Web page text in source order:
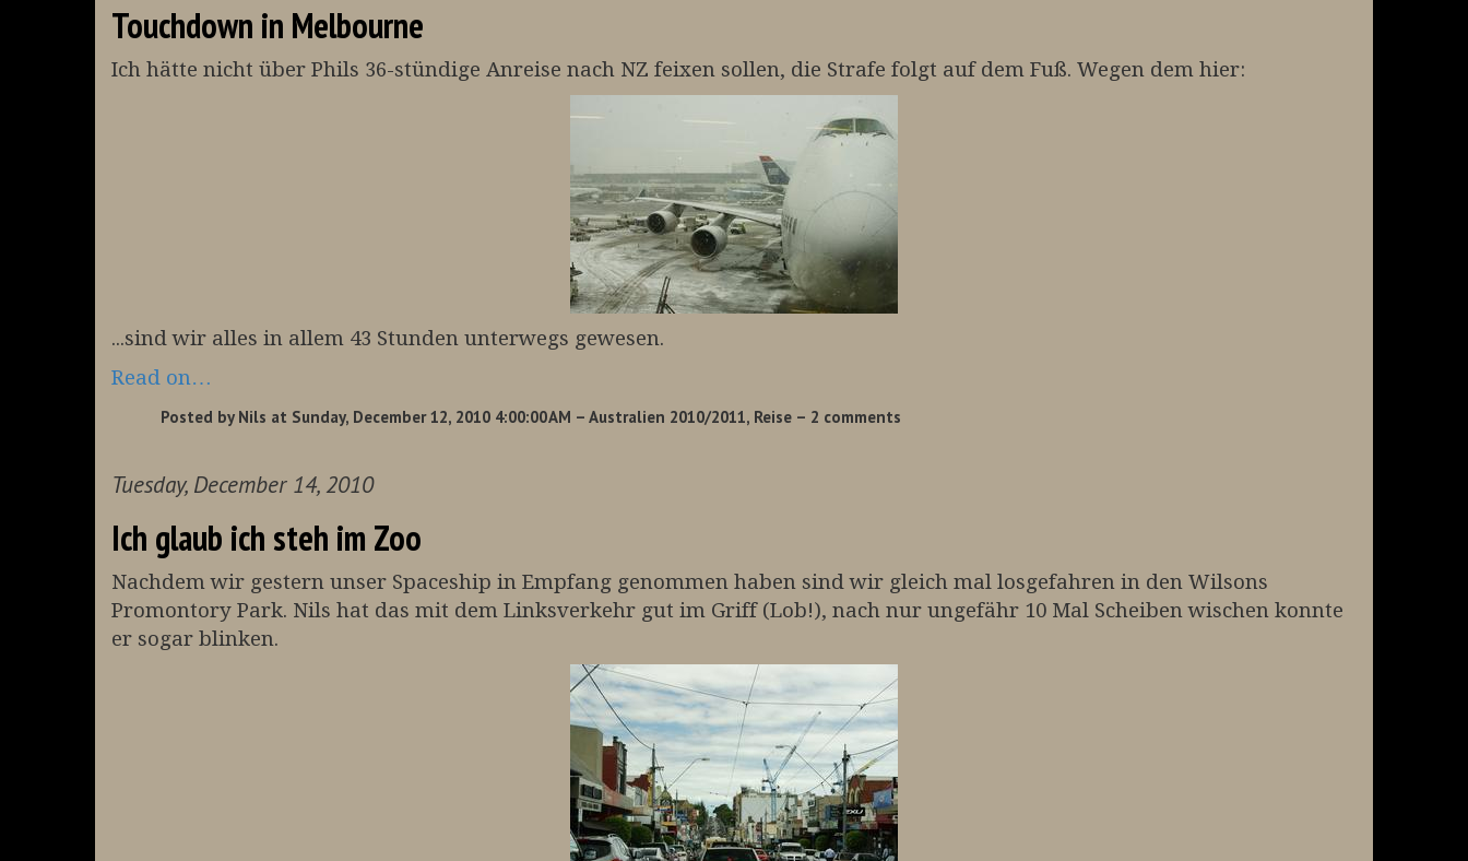
Touchdown in Melbourne
Ich hätte nicht über Phils 36-stündige Anreise nach NZ feixen sollen, die Strafe folgt auf dem Fuß. Wegen dem hier:
...sind wir alles in allem 43 Stunden unterwegs gewesen.
Read on…
Posted by Nils at Sunday, December 12, 2010 4:00:00 AM – Australien 2010/2011, Reise– 2 comments
Tuesday, December 14, 2010
Ich glaub ich steh im Zoo
Nachdem wir gestern unser Spaceship in Empfang genommen haben sind wir gleich mal losgefahren in den Wilsons
Promontory Park. Nils hat das mit dem Linksverkehr gut im Griff (Lob!), nach nur ungefähr 10 Mal Scheiben wischen konnte
er sogar blinken.